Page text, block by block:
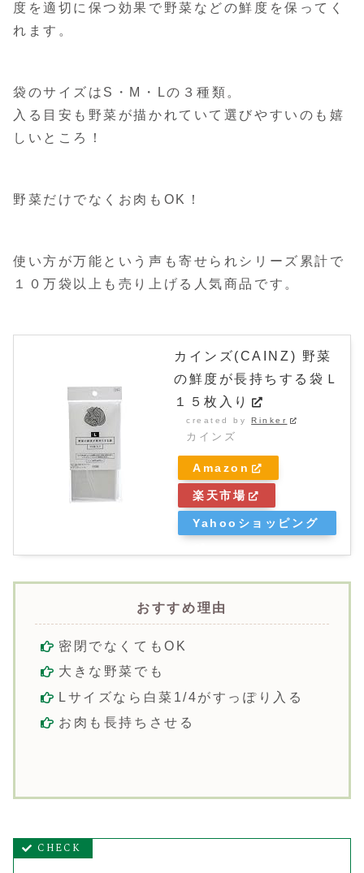
度を適切に保つ効果で野菜などの鮮度を保ってく
れます。
袋のサイズはS・M・Lの３種類。
入る目安も野菜が描かれていて選びやすいのも嬉
しいところ！
野菜だけでなくお肉もOK！
使い方が万能という声も寄せられシリーズ累計で
１０万袋以上も売り上げる人気商品です。
カインズ(CAINZ) 野菜
の鮮度が長持ちする袋Ｌ
１５枚入り
created byRinker
カインズ
Amazon
楽天市場
Yahooショッピング
おすすめ理由
密閉でなくてもOK
大きな野菜でも
Lサイズなら白菜1/4がすっぽり入る
お肉も長持ちさせる